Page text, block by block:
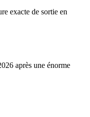
exacte de sortie en
après une énorme